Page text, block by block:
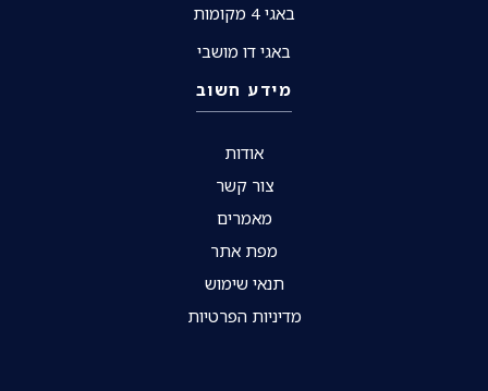
באגי 4 מקומות
באגי דו מושבי
מידע חשוב
אודות
צור קשר
מאמרים
מפת אתר
תנאי שימוש
מדיניות הפרטיות